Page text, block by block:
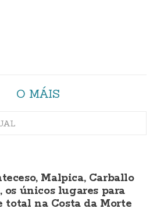
O MÁIS
Malpica, Carballo
os únicos lugares para
total na Costa da Morte